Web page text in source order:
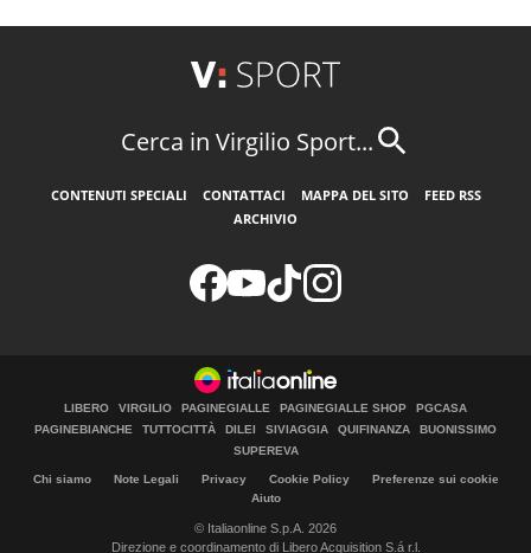
Cerca in Virgilio Sport...
CONTENUTI SPECIALI CONTATTACI MAPPA DEL SITO
FEED RSS
ARCHIVIO
LIBERO VIRGILIO PAGINEGIALLE PAGINEGIALLE SHOP
PGCASA
PAGINEBIANCHE
TUTTOCITTÀ DILEI SIVIAGGIA QUIFINANZA
BUONISSIMO
SUPEREVA
Chi siamo Note Legali Privacy Cookie Policy
Preferenze sui cookie
Aiuto
© Italiaonline S.p.A. 2026
Direzione e coordinamento di Libero Acquisition S.á r.l.